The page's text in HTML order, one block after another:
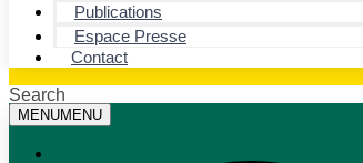
Publications
Espace Presse
Contact
Search
MENUMENU